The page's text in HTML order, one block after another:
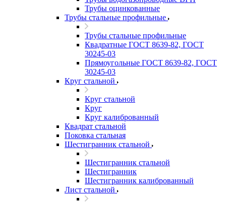
Трубы оцинкованные
Трубы стальные профильные
Трубы стальные профильные
Квадратные ГОСТ 8639-82, ГОСТ
30245-03
Прямоугольные ГОСТ 8639-82, ГОСТ
30245-03
Круг стальной
Круг стальной
Круг
Круг калиброванный
Квадрат стальной
Поковка стальная
Шестигранник стальной
Шестигранник стальной
Шестигранник
Шестигранник калиброванный
Лист стальной